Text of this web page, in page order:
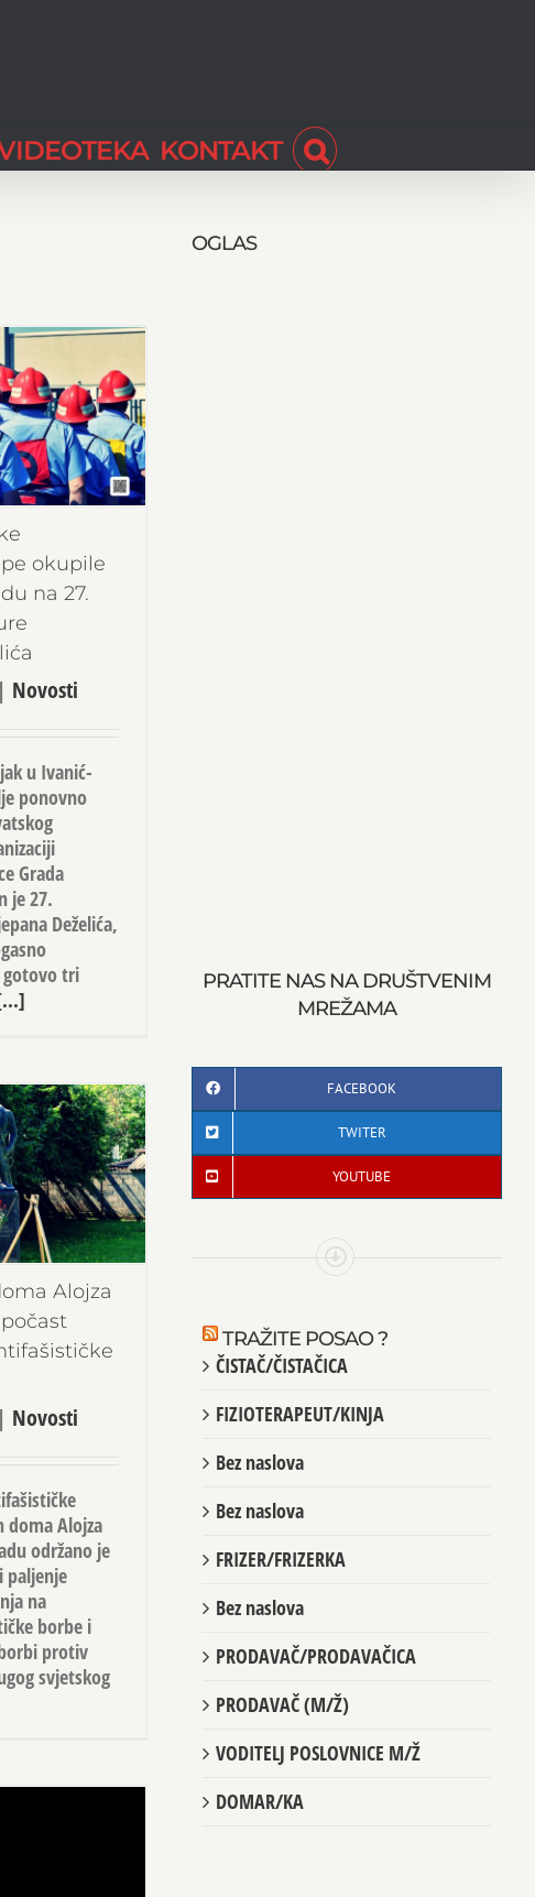
KONTAKT
okupile
na 27.
| Novosti
u Ivanić-
ponovno
Grada
je 27.
Deželića,
gotovo tri
Alojza
| Novosti
doma Alojza
održano je
paljenje
na
borbe i
protiv
svjetskog
OGLAS
PRATITE NAS NA DRUŠTVENIM
MREŽAMA
FACEBOOK
TWITER
YOUTUBE
TRAŽITE POSAO ?
ČISTAČ/ČISTAČICA
FIZIOTERAPEUT/KINJA
Bez naslova
Bez naslova
FRIZER/FRIZERKA
Bez naslova
PRODAVAČ/PRODAVAČICA
PRODAVAČ (M/Ž)
VODITELJ POSLOVNICE M/Ž
DOMAR/KA